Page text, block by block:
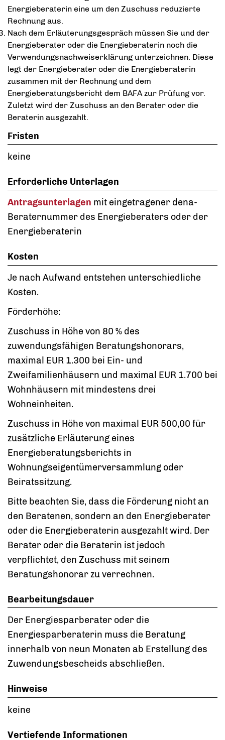
Energieberaterin eine um den Zuschuss reduzierte
Rechnung aus.
Nach dem Erläuterungsgespräch müssen Sie und der
Energieberater oder die Energieberaterin noch die
Verwendungsnachweiserklärung unterzeichnen. Diese
legt der Energieberater oder die Energieberaterin
zusammen mit der Rechnung und dem
Energieberatungsbericht dem BAFA zur Prüfung vor.
Zuletzt wird der Zuschuss an den Berater oder die
Beraterin ausgezahlt.
Fristen
keine
Erforderliche Unterlagen
Antragsunterlagen mit eingetragener dena-
Beraternummer des Energieberaters oder der
Energieberaterin
Kosten
Je nach Aufwand entstehen unterschiedliche
Kosten.
Förderhöhe:
Zuschuss in Höhe von 80 % des
zuwendungsfähigen Beratungshonorars,
maximal EUR 1.300 bei Ein- und
Zweifamilienhäusern und maximal EUR 1.700 bei
Wohnhäusern mit mindestens drei
Wohneinheiten.
Zuschuss in Höhe von maximal EUR 500,00 für
zusätzliche Erläuterung eines
Energieberatungsberichts in
Wohnungseigentümerversammlung oder
Beiratssitzung.
Bitte beachten Sie, dass die Förderung nicht an
den Beratenen, sondern an den Energieberater
oder die Energieberaterin ausgezahlt wird. Der
Berater oder die Beraterin ist jedoch
verpflichtet, den Zuschuss mit seinem
Beratungshonorar zu verrechnen.
Bearbeitungsdauer
Der Energiesparberater oder die
Energiesparberaterin muss die Beratung
innerhalb von neun Monaten ab Erstellung des
Zuwendungsbescheids abschließen.
Hinweise
keine
Vertiefende Informationen